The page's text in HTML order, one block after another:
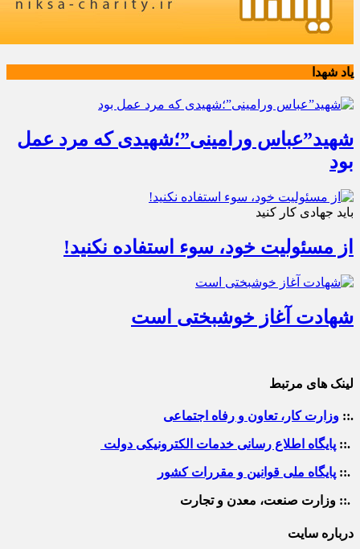
یاد شهدا
شهید”عباس ورامینی”؛شهیدی که مرد عمل
بود
باید جهادی کار کنید
از مسئولیت خود، سوء استفاده نکنید!
شهادت آغاز خوشبختی است
لینک های مرتبط
.:: وزارت کار، تعاون و رفاه اجتماعی
.:: پایگاه اطلاع رسانی خدمات الکترونیکی دولت
.:: پایگاه ملی قوانین و مقررات کشور
.:: وزارت صنعت، معدن و تجارت
درباره سایت